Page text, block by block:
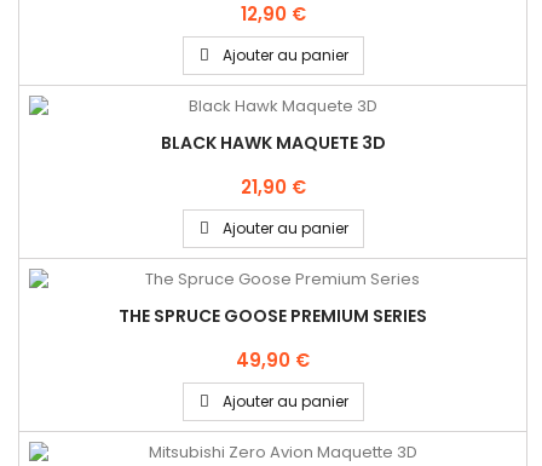
12,90 €
Ajouter au panier
BLACK HAWK MAQUETE 3D
21,90 €
Ajouter au panier
THE SPRUCE GOOSE PREMIUM SERIES
49,90 €
Ajouter au panier